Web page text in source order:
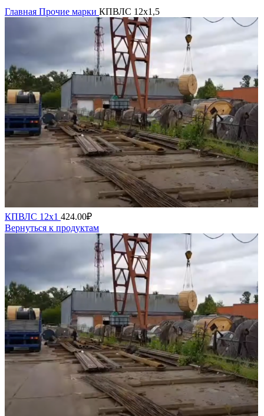
Главная Прочие марки КПВЛС 12х1,5
КПВЛС 12х1 424.00₽
Вернуться к продуктам